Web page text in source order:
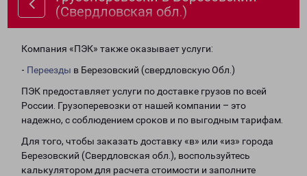
(Свердловская обл.)
Компания «ПЭК» также оказывает услуги:
- Переезды в Березовский (свердловскую Обл.)
ПЭК предоставляет услуги по доставке грузов по всей
России. Грузоперевозки от нашей компании – это
надежно, с соблюдением сроков и по выгодным тарифам.
Для того, чтобы заказать доставку «в» или «из» города
Березовский (Свердловская обл.), воспользуйтесь
калькулятором для расчета стоимости и заполните